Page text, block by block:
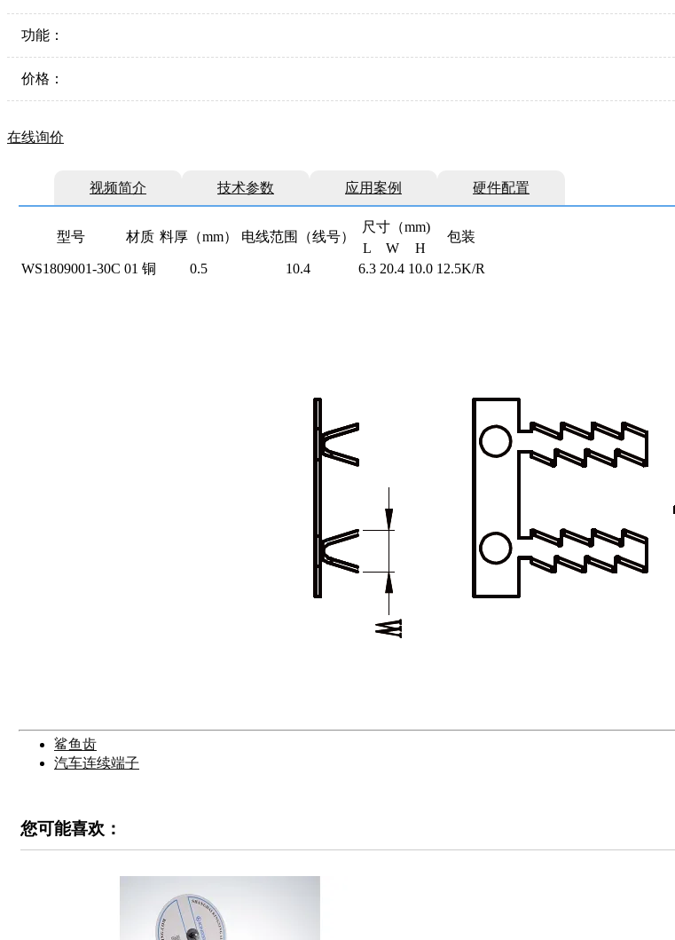
功能：
价格：
在线询价
视频简介 技术参数 应用案例 硬件配置
型号 材质 料厚（mm） 电线范围（线号）
尺寸（mm)
包装
L W
H
WS1809001-30C 01 铜 0.5 10.4 6.3 20.4 10.0 12.5K/R
鲨鱼齿
汽车连续端子
您可能喜欢：